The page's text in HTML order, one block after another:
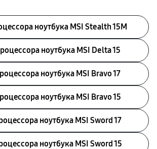
ноутбука MSI Stealth 15M
ноутбука MSI Delta 15
ноутбука MSI Bravo 17
ноутбука MSI Bravo 15
ноутбука MSI Sword 17
ноутбука MSI Sword 15